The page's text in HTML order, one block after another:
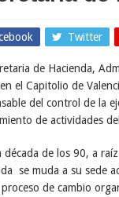
Twitter
de Hacienda,
el Capitolio de
del control de la
de actividades
década de los 90, a
se muda a su sede
de cambio